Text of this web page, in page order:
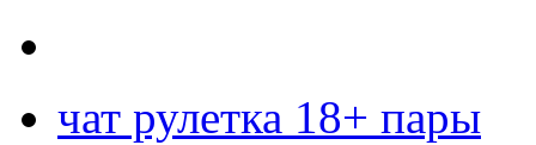
чат рулетка 18+ пары